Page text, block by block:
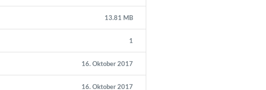
13.81 MB
1
16. Oktober 2017
16. Oktober 2017